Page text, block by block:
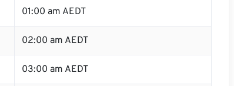
01:00 am AEDT
02:00 am AEDT
03:00 am AEDT